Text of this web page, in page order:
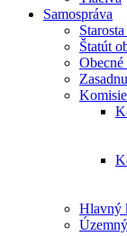
Samospráva
Štatút
Hlavný